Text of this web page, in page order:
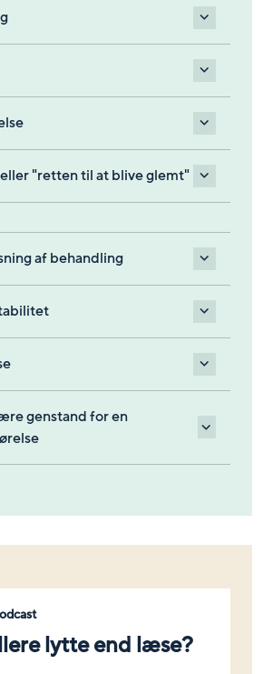
"retten til at blive glemt"
af behandling
genstand for en
lytte end læse?